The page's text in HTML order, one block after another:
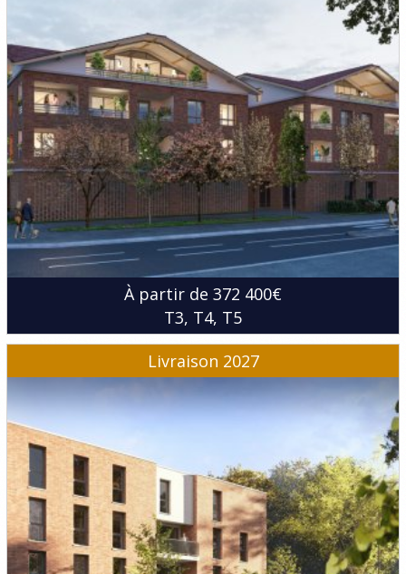
À partir de 372 400€
T3 T4 T5
Livraison 2027